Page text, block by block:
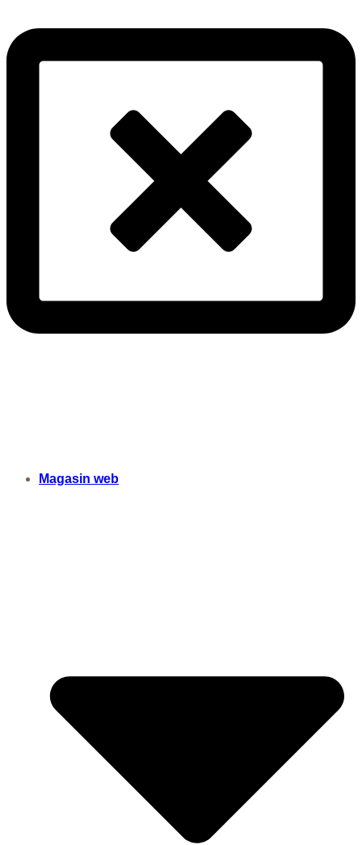
Magasin web